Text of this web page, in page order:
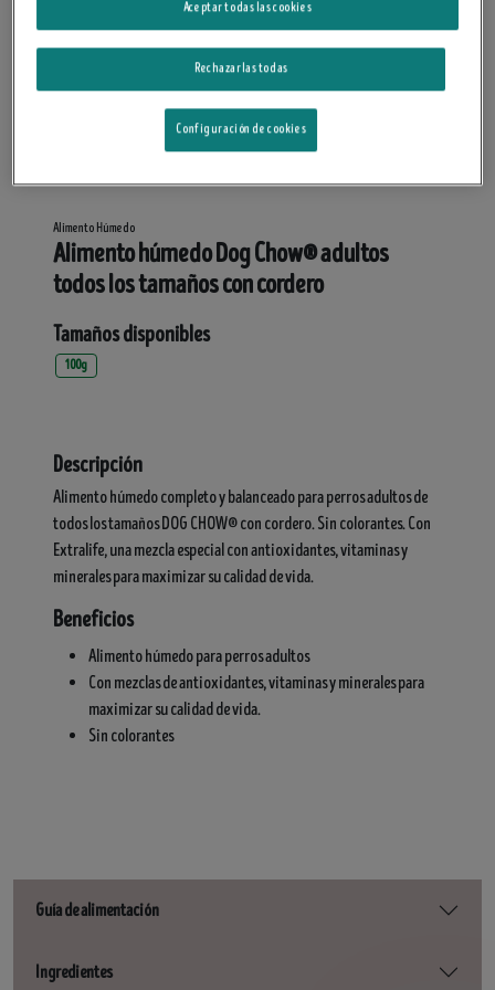
Alimento Húmedo
Alimento húmedo Dog Chow® adultos
todos los tamaños con cordero
Tamaños disponibles
100g
Descripción
Alimento húmedo completo y balanceado para perros adultos de
todos los tamaños DOG CHOW® con cordero. Sin colorantes. Con
Extralife, una mezcla especial con antioxidantes, vitaminas y
minerales para maximizar su calidad de vida.
Beneficios
Alimento húmedo para perros adultos
Con mezclas de antioxidantes, vitaminas y minerales para
maximizar su calidad de vida.
Sin colorantes
Guía de alimentación
Ingredientes
Rechazarlas todas
Aceptar todas las cookies
Configuración de cookies